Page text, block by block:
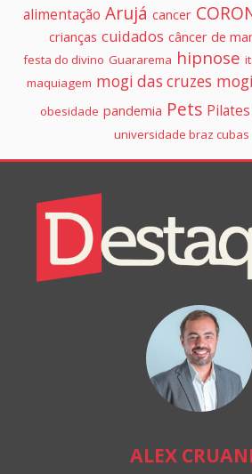
alimentação Arujá cancer
crianças cuidados câncer de
festa do divino Guararema hipnose
maquiagem mogi das cruzes
obesidade pandemia Pets Pilates
universidade braz cubas
Colunistas
Destaque+
Online
ALEX